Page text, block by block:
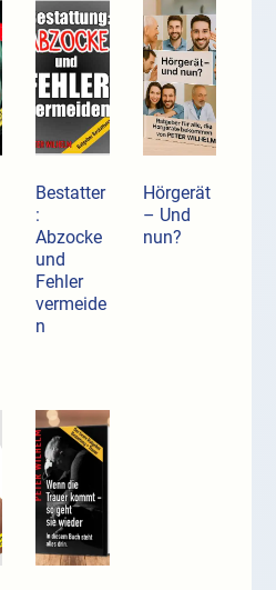
Bestatter
:
Abzocke
und
Fehler
vermeide
n
Hörgerät
– Und
nun?